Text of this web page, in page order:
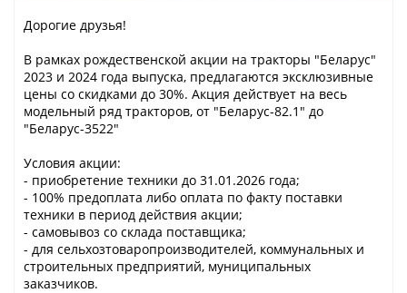
Дорогие друзья!
В рамках рождественской акции на тракторы "Беларус"
2023 и 2024 года выпуска, предлагаются эксклюзивные
цены со скидками до 30%. Акция действует на весь
модельный ряд тракторов, от "Беларус-82.1" до
"Беларус-3522"
Условия акции:
- приобретение техники до 31.01.2026 года;
- 100% предоплата либо оплата по факту поставки
техники в период действия акции;
- самовывоз со склада поставщика;
- для сельхозтоваропроизводителей, коммунальных и
строительных предприятий, муниципальных
заказчиков.